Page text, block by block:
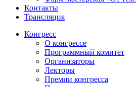
Контакты
Трансляция
Конгресс
О конгрессе
Программный комитет
Организаторы
Лекторы
Премии конгресса